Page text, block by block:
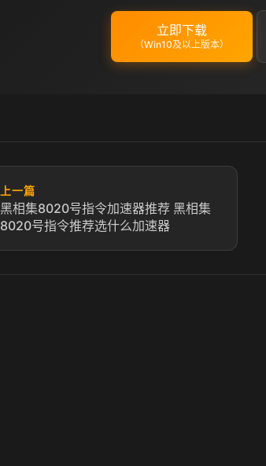
立即下载
（Win10及以上版本）
上一篇
黑相集8020号指令加速器推荐 黑相集
8020号指令推荐选什么加速器